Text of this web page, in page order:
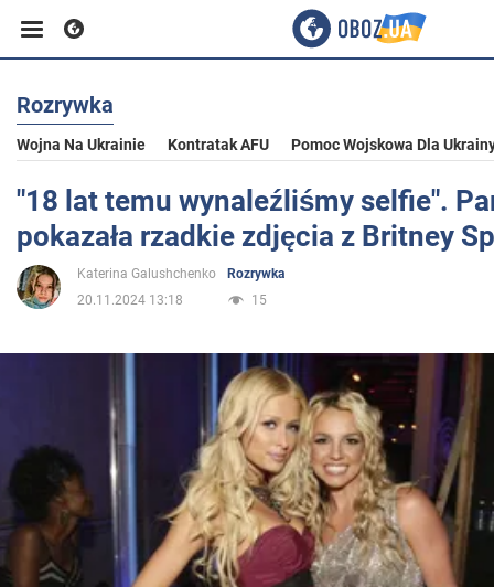
Biznes
Sport
Rozrywka
Społeczeństwo
Wojna na Ukrainie
Rozrywka
Wojna Na Ukrainie Kontratak AFU Pomoc Wojskowa Dla
"18 lat temu wynaleźliśmy selfie".
pokazała rzadkie zdjęcia z Britney
Katerina Galushchenko
Rozrywka
20.11.2024 13:18
15